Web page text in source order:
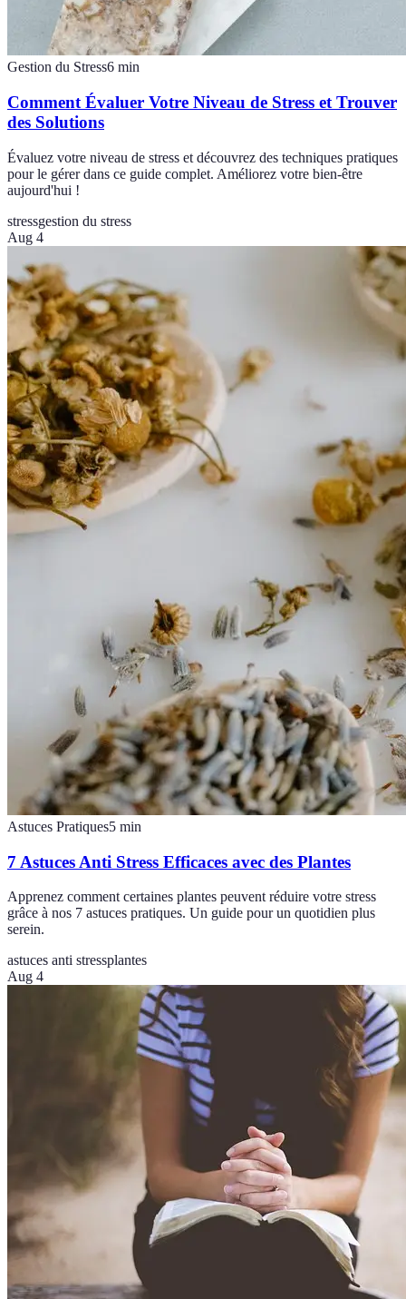
Gestion du Stress6 min
Comment Évaluer Votre Niveau de Stress et Trouver
des Solutions
Évaluez votre niveau de stress et découvrez des techniques pratiques
pour le gérer dans ce guide complet. Améliorez votre bien-être
aujourd'hui !
stressgestion du stress
Aug 4
Astuces Pratiques5 min
7 Astuces Anti Stress Efficaces avec des Plantes
Apprenez comment certaines plantes peuvent réduire votre stress
grâce à nos 7 astuces pratiques. Un guide pour un quotidien plus
serein.
astuces anti stressplantes
Aug 4